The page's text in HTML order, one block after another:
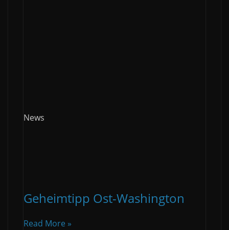
News
Geheimtipp Ost-Washington
Read More »